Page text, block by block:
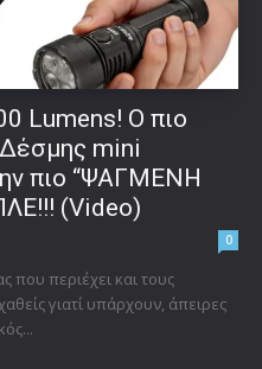
Lumens! Ο πιο
mini
πιο “ΨΑΓΜΕΝΗ
(Video)
0
που περιέχει και τους
γιατί υπάρχουν, άπειρες